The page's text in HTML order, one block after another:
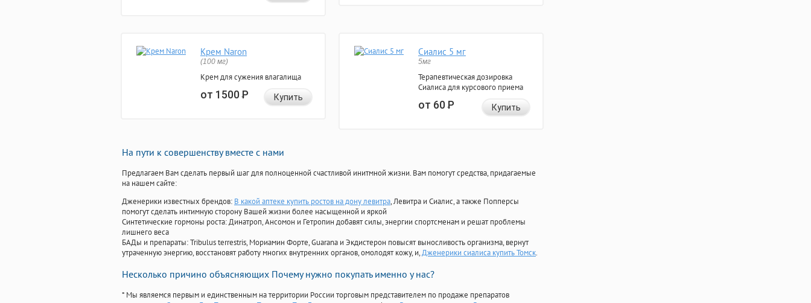
Крем Naron
(100 мг)
Крем для сужения влагалища
от 1500Р Купить
Сиалис 5 мг
5мг
Терапевтическая дозировка
Сиалиса для курсового приема
от 60Р Купить
На пути к совершенству вместе с нами
Предлагаем Вам сделать первый шаг для полноценной счастливой инитмной жизни. Вам помогут средства, придагаемые
на нашем сайте:
Дженерики известных брендов: В какой аптеке купить ростов на дону левитра, Левитра и Сиалис, а также Попперсы
помогут сделать интимную сторону Вашей жизни более насыщенной и яркой
Синтетические гормоны роста: Динатроп, Ансомон и Гетропин добавят силы, энергии спортсменам и решат проблемы
лишнего веса
БАДы и препараты:Tribulus terrestris, Мориамин Форте, Guarana и Экдистерон повысят выносливость организма, вернут
утраченную энергию, восстановят работу многих внутренних органов, омолодят кожу, и,Дженерики сиалиса купить Томск.
Несколько причино объясняющих Почему нужно покупать именно у нас?
* Мы являемся первым и единственным на территории России торговым представителем по продаже препаратов